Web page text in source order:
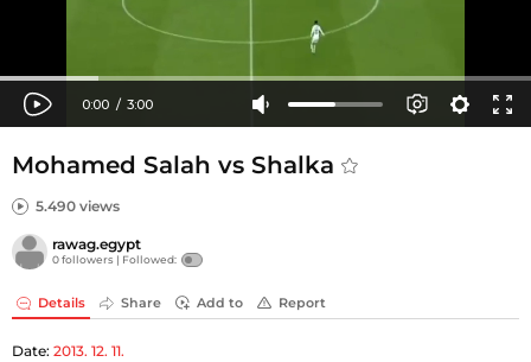
Mohamed Salah vs Shalka
5.490 views
rawag.egypt
0 followers | Followed:
Details Share Add to Report
Date: 2013. 12. 11.